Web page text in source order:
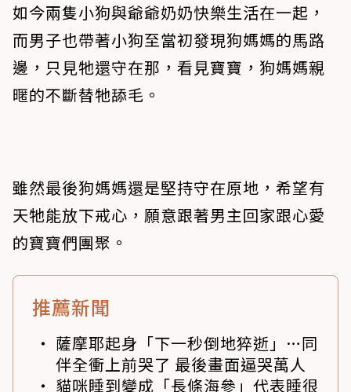
如今兩隻小狗與爺爺奶奶快樂生活在一起，
而男子也帶著小狗至當初發現狗媽媽的馬路
邊，只見牠還守在那，看見寶寶，狗媽媽親
暱的不斷替牠舔毛。
雖然最後狗媽媽還是堅持守在原地，希望有
天牠能放下戒心，願意跟著男主回家跟心愛
的寶寶們團聚。
推薦新聞
薩摩耶起身「下一秒倒地猝逝」…同
伴全衝上前哭了 最後畫面逼哭萬人
貓咪睡到變成「長條海參」代表睡很